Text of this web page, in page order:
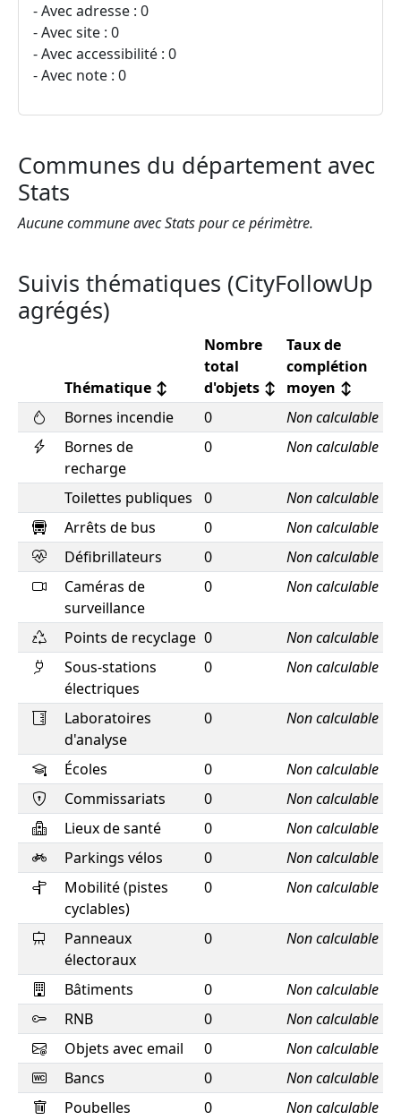
- Avec adresse : 0
- Avec site : 0
- Avec accessibilité : 0
- Avec note : 0
Communes du département avec
Stats
Aucune commune avec Stats pour ce périmètre.
Suivis thématiques (CityFollowUp
agrégés)
Thématique ↕
Nombre
total
d'objets ↕
Taux de
complétion
moyen ↕
Bornes incendie
0
Non calculable
Bornes de
recharge
0 Non calculable
Toilettes publiques 0
Non calculable
Arrêts de bus
0
Non calculable
Défibrillateurs
0
Non calculable
Caméras de
surveillance
0 Non calculable
Points de recyclage 0
Non calculable
Sous-stations
électriques
0 Non calculable
Laboratoires
d'analyse
0 Non calculable
Écoles 0
Non calculable
Commissariats
0
Non calculable
Lieux de santé
0
Non calculable
Parkings vélos
0
Non calculable
Mobilité (pistes
cyclables)
0 Non calculable
Panneaux
électoraux
0 Non calculable
Bâtiments 0
Non calculable
RNB
0
Non calculable
Objets avec email
0
Non calculable
Bancs
0
Non calculable
Poubelles
0 Non calculable